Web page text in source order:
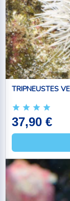
TRIPNEUSTES
37,90 €